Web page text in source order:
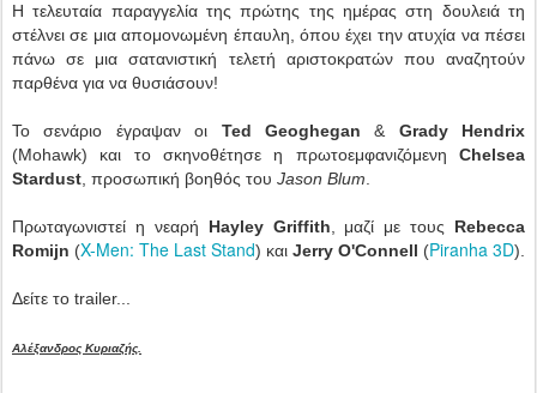
Η τελευταία παραγγελία της πρώτης της ημέρας στη δουλειά τη
στέλνει σε μια απομονωμένη έπαυλη, όπου έχει την ατυχία να πέσει
πάνω σε μια σατανιστική τελετή αριστοκρατών που αναζητούν
παρθένα για να θυσιάσουν!
Το σενάριο έγραψαν οι Ted Geoghegan & Grady Hendrix
(Mohawk) και το σκηνοθέτησε η πρωτοεμφανιζόμενη Chelsea
Stardust, προσωπική βοηθός του Jason Blum.
Πρωταγωνιστεί η νεαρή Hayley Griffith, μαζί με τους Rebecca
Romijn (X-Men: The Last Stand) και Jerry O'Connell (Piranha 3D).
Δείτε το trailer...
Αλέξανδρος Κυριαζής.